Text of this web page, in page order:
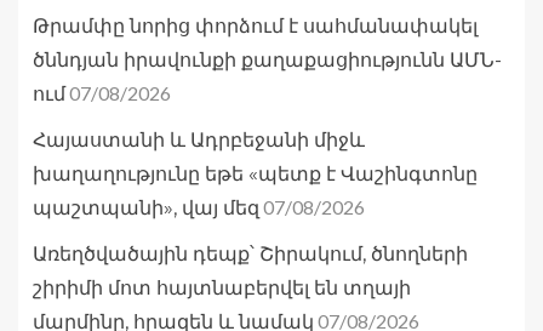
Թրամփը նորից փորձում է սահմանափակել
ծննդյան իրավունքի քաղաքացիությունն ԱՄՆ-
ում07/08/2026
Հայաստանի և Ադրբեջանի միջև
խաղաղությունը եթե «պետք է Վաշինգտոնը
պաշտպանի», վայ մեզ 07/08/2026
Առեղծվածային դեպք՝ Շիրակում, ծնողների
շիրիմի մոտ հայտնաբերվել են տղայի
մարմինը, հրազեն և նամակ 07/08/2026